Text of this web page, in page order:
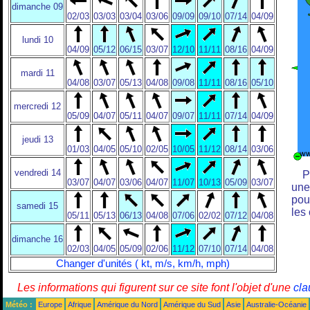
dimanche 09
02/03 03/03 03/04 03/06 09/09 09/10 07/14 04/09
lundi 10
04/09 05/12 06/15 03/07 12/10 11/11 08/16 04/09
mardi 11
04/08 03/07 05/13 04/08 09/08 11/11 08/16 05/10
mercredi 12
05/09 04/07 05/11 04/07 09/07 11/11 07/14 04/09
jeudi 13
01/03 04/05 05/10 02/05 10/05 11/12 08/14 03/06
vendredi 14
03/07 04/07 03/06 04/07 11/07 10/13 05/09 03/07
samedi 15
05/11 05/13 06/13 04/08 07/06 02/02 07/12 04/08
dimanche 16
02/03 04/05 05/09 02/06 11/12 07/10 07/14 04/08
Changer d'unités ( kt, m/s, km/h, mph)
les
Les informations qui figurent sur ce site font l'objet d'une
Météo : Europe Afrique Amérique du Nord Amérique du Sud Asie Australie-Océanie